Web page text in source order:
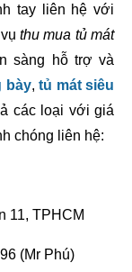
tay liên hệ với
thu mua tủ mát
sàng hỗ trợ và
bày, tủ mát siêu
các loại với giá
chóng liên hệ:
11, TPHCM
(Mr Phú)